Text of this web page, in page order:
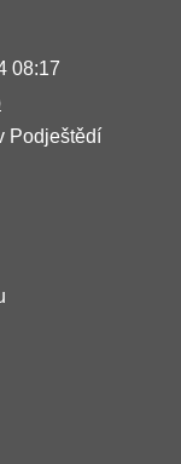
08:17
Podještědí